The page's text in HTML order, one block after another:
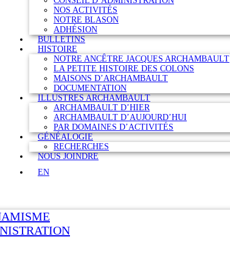
NOS ACTIVITÉS
NOTRE BLASON
ADHÉSION
BULLETINS
HISTOIRE
NOTRE ANCÊTRE JACQUES ARCHAMBAULT
LA PETITE HISTOIRE DES COLONS
MAISONS D’ARCHAMBAULT
DOCUMENTATION
ILLUSTRES ARCHAMBAULT
ARCHAMBAULT D’HIER
ARCHAMBAULT D’AUJOURD’HUI
PAR DOMAINES D’ACTIVITÉS
GÉNÉALOGIE
RECHERCHES
NOUS JOINDRE
EN